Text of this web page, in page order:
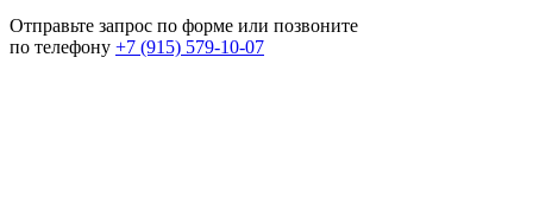
Отправьте запрос по форме или позвоните
по телефону +7 (915) 579-10-07